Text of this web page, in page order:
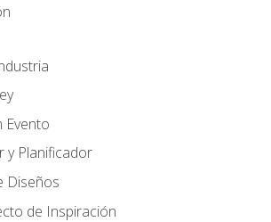
Evento
y Planificador
Diseños
de Inspiración